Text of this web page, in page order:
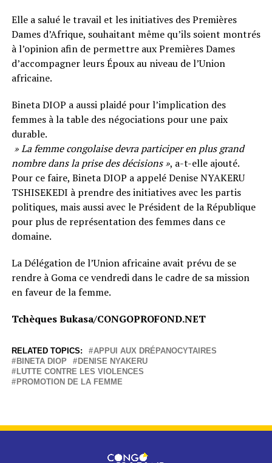
Elle a salué le travail et les initiatives des Premières
Dames d’Afrique, souhaitant même qu’ils soient montrés
à l’opinion afin de permettre aux Premières Dames
d’accompagner leurs Époux au niveau de l’Union
africaine.
Bineta DIOP a aussi plaidé pour l’implication des
femmes à la table des négociations pour une paix
durable.
» La femme congolaise devra participer en plus grand
nombre dans la prise des décisions », a-t-elle ajouté.
Pour ce faire, Bineta DIOP a appelé Denise NYAKERU
TSHISEKEDI à prendre des initiatives avec les partis
politiques, mais aussi avec le Président de la République
pour plus de représentation des femmes dans ce
domaine.
La Délégation de l’Union africaine avait prévu de se
rendre à Goma ce vendredi dans le cadre de sa mission
en faveur de la femme.
Tchèques Bukasa/CONGOPROFOND.NET
RELATED TOPICS:
APPUI AUX DRÉPANOCYTAIRES
BINETA DIOP
DENISE NYAKERU
LUTTE CONTRE LES VIOLENCES
PROMOTION DE LA FEMME